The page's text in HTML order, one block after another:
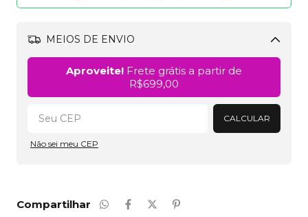
MEIOS DE ENVIO
Aproveite! Frete grátis a partir de
R$699,00
CALCULAR
Não sei meu CEP
Compartilhar